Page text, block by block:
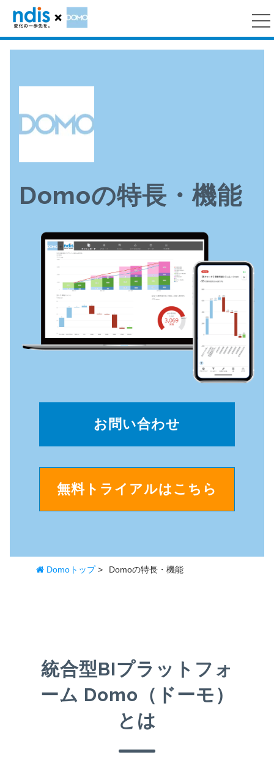
Domoの特長・機能
お問い合わせ
無料トライアルはこちら
Domoトップ> Domoの特長・機能
統合型BIプラットフォ
ーム Domo（ドーモ）
とは